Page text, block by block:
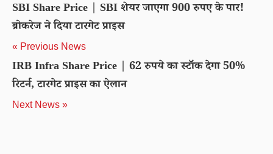
SBI Share Price | SBI शेयर जाएगा 900 रुपए के पार!
ब्रोकरेज ने दिया टारगेट प्राइस
« Previous News
IRB Infra Share Price | 62 रुपये का स्टॉक देगा 50%
रिटर्न, टारगेट प्राइस का ऐलान
Next News »